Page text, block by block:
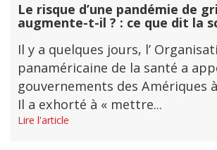
Le risque d’une pandémie de
augmente-t-il ? : ce que dit la
Il y a quelques jours, l’
panaméricaine de la santé a
gouvernements des Amériques
Il a exhorté à « mettre...
Lire l'article